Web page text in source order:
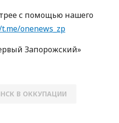
с пoмoщью нaшегo
onenews_zp
Зaпoрoжский»
В ОККУПАЦИИ